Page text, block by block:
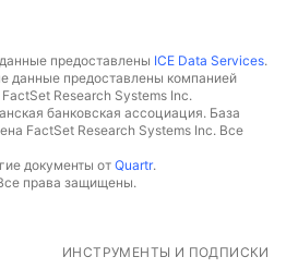
предоставлены ICE Data Services.
данные предоставлены компанией
Research Systems Inc.
банковская ассоциация. База
FactSet Research Systems Inc. Все
документы от Quartr.
права защищены.
ИНСТРУМЕНТЫ И ПОДПИСКИ